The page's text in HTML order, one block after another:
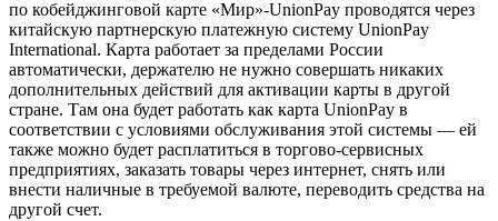
по кобейджинговой карте «Мир»-UnionPay проводятся через
китайскую партнерскую платежную систему UnionPay
International. Карта работает за пределами России
автоматически, держателю не нужно совершать никаких
дополнительных действий для активации карты в другой
стране. Там она будет работать как карта UnionPay в
соответствии с условиями обслуживания этой системы — ей
также можно будет расплатиться в торгово-сервисных
предприятиях, заказать товары через интернет, снять или
внести наличные в требуемой валюте, переводить средства на
другой счет.